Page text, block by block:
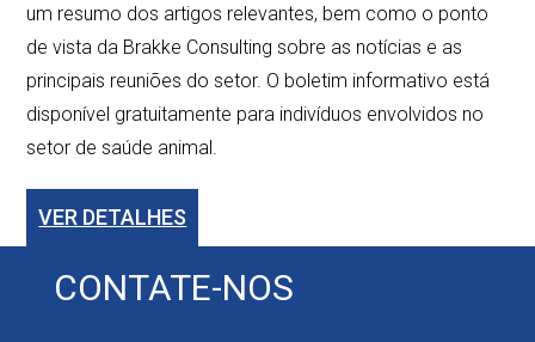
um resumo dos artigos relevantes, bem como o ponto
de vista da Brakke Consulting sobre as notícias e as
principais reuniões do setor. O boletim informativo está
disponível gratuitamente para indivíduos envolvidos no
setor de saúde animal.
VER DETALHES
CONTATE-NOS